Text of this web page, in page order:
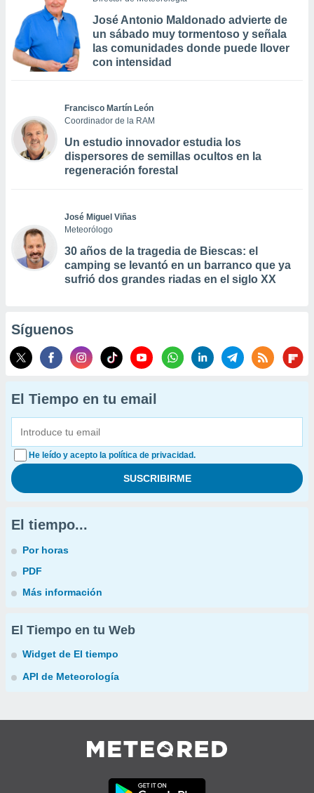
José Antonio Maldonado advierte de
un sábado muy tormentoso y señala
las comunidades donde puede llover
con intensidad
Francisco Martín León
Coordinador de la RAM
Un estudio innovador estudia los
dispersores de semillas ocultos en la
regeneración forestal
José Miguel Viñas
Meteorólogo
30 años de la tragedia de Biescas: el
camping se levantó en un barranco que ya
sufrió dos grandes riadas en el siglo XX
Síguenos
El Tiempo en tu email
He leído y acepto la política de privacidad.
El tiempo...
Por horas
PDF
Más información
El Tiempo en tu Web
Widget de El tiempo
API de Meteorología